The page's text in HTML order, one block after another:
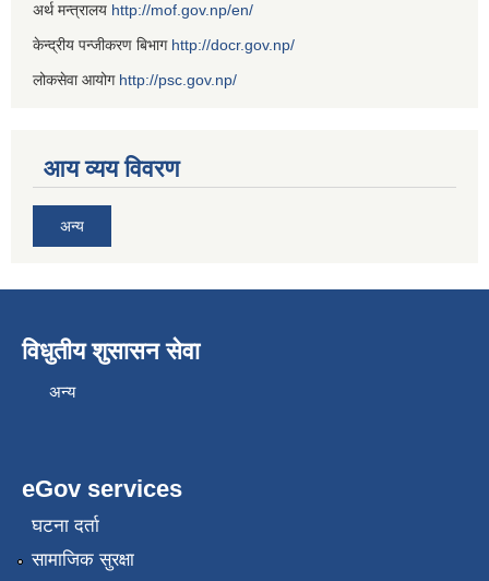
अर्थ मन्त्रालय http://mof.gov.np/en/
केन्द्रीय पन्जीकरण बिभाग http://docr.gov.np/
लोकसेवा आयोग http://psc.gov.np/
आय व्यय विवरण
अन्य
विधुतीय शुसासन सेवा
अन्य
eGov services
घटना दर्ता
सामाजिक सुरक्षा